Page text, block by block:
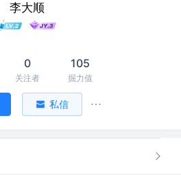
李大顺
0
关注者
105
掘力值
私信